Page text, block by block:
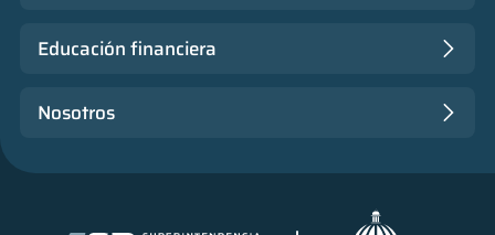
Educación financiera
Nosotros